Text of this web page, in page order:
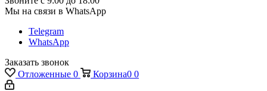
Мы на связи в WhatsApp
Telegram
WhatsApp
Заказать звонок
Отложенные 0 Корзина0 0